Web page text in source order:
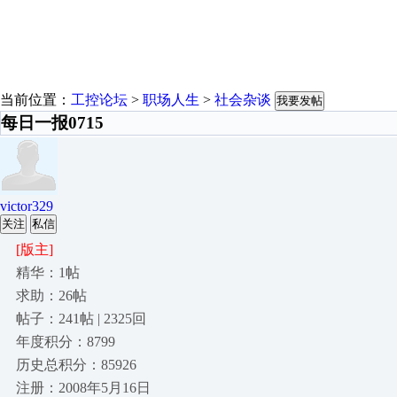
当前位置： 工控论坛 > 职场人生 > 社会杂谈 我要发帖
每日一报0715
victor329
关注 私信
[版主]
精华：1帖
求助：26帖
帖子：241帖 | 2325回
年度积分：8799
历史总积分：85926
注册：2008年5月16日